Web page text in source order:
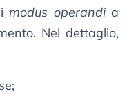
modus operandia
Nel dettaglio,